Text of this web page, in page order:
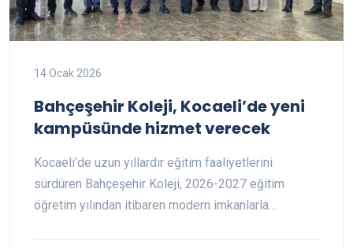
14 Ocak 2026
Bahçeşehir Koleji, Kocaeli’de yeni
kampüsünde hizmet verecek
Kocaeli’de uzun yıllardır eğitim faaliyetlerini
sürdüren Bahçeşehir Koleji, 2026-2027 eğitim
öğretim yılından itibaren modern imkanlarla…